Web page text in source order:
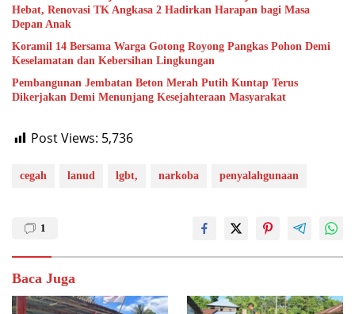
Hebat, Renovasi TK Angkasa 2 Hadirkan Harapan bagi Masa
Depan Anak
Koramil 14 Bersama Warga Gotong Royong Pangkas Pohon Demi
Keselamatan dan Kebersihan Lingkungan
Pembangunan Jembatan Beton Merah Putih Kuntap Terus
Dikerjakan Demi Menunjang Kesejahteraan Masyarakat
Post Views: 5,736
cegah lanud lgbt, narkoba penyalahgunaan
1
Baca Juga